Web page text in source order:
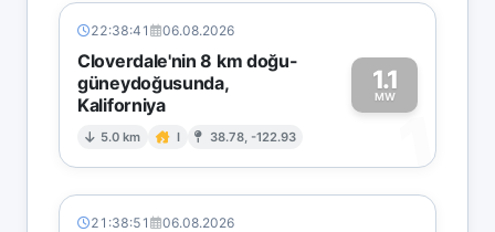
22:38:41 06.08.2026
Cloverdale'nin 8 km doğu-
güneydoğusunda,
Kaliforniya
5.0 km I 38.78, -122.93
1.1
MW
1
21:38:51 06.08.2026